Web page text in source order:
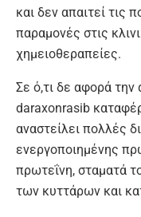
και δεν απαιτεί τις
παραμονές στις
χημειοθεραπείες.
Σε ό,τι δε αφορά την
daraxonrasib
αναστείλει πολλές
ενεργοποιημένης
πρωτεΐνη, σταματά
των κυττάρων και